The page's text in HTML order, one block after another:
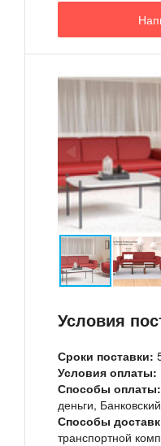
Условия
Сроки поставки:
Условия оплаты:
Способы оплаты:
деньги,
Способы
транспортной